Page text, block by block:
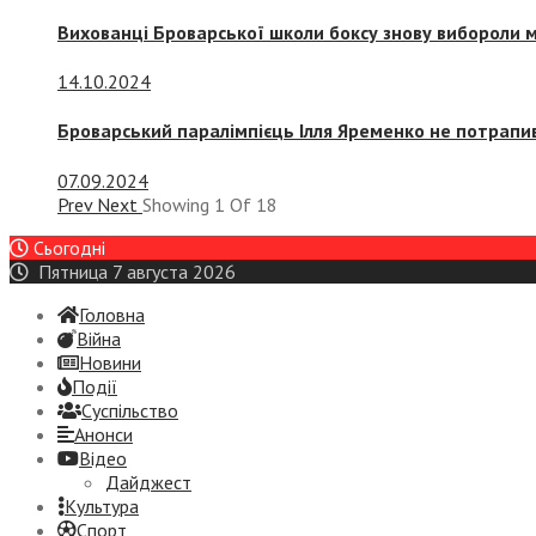
Вихованці Броварської школи боксу знову вибороли
14.10.2024
Броварський паралімпієць Ілля Яременко не
07.09.2024
Prev Next Showing 1 Of 18
Сьогодні
Пятница 7 августа 2026
Головна
Війна
Новини
Події
Суспiльство
Анонси
Відео
Дайджест
Культура
Спорт